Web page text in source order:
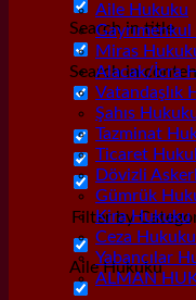
Search in title
Search in
Filter by
Aile Hukuku
Aile Hukuku
Miras
Alacak/İcra
Vatandaşlık
Şahıs
Tazminat
Ticaret
Dövizli
Gümrük
Kira Hukuku
Ceza Hukuku
Yabancılar
ALMAN